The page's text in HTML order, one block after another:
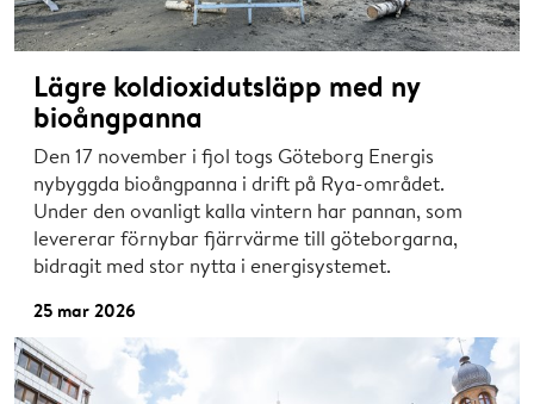
Lägre koldioxidutsläpp med ny
bioångpanna
Den 17 november i fjol togs Göteborg Energis
nybyggda bioångpanna i drift på Rya-området.
Under den ovanligt kalla vintern har pannan, som
levererar förnybar fjärrvärme till göteborgarna,
bidragit med stor nytta i energisystemet.
25 mar 2026